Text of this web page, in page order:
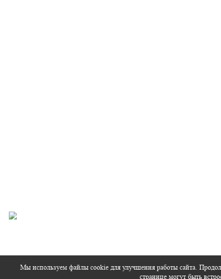
Мы используем файлы cookie для улучшения работы сайта.
странице могут быть